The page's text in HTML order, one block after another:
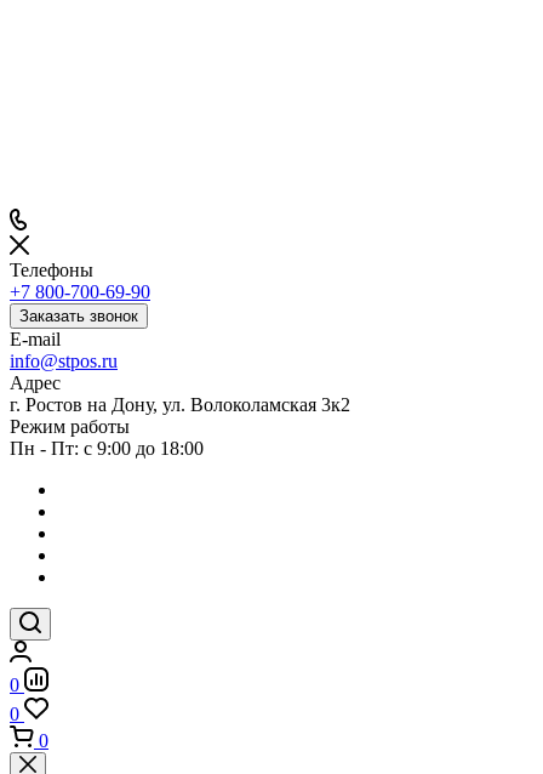
Телефоны
+7 800-700-69-90
Заказать звонок
E-mail
info@stpos.ru
Адрес
г. Ростов на Дону, ул. Волоколамская 3к2
Режим работы
Пн - Пт: с 9:00 до 18:00
0
0
0